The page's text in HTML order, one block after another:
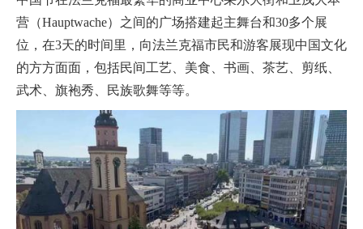
营（Hauptwache）之间的广场搭建起主舞台和30多个展
位，在3天的时间里，向法兰克福市民和游客展现中国文化
的方方面面，包括民间工艺、美食、书画、茶艺、剪纸、
武术、旗袍秀、民族歌舞等等。